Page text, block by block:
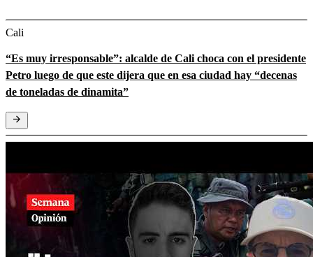
Cali
“Es muy irresponsable”: alcalde de Cali choca con el presidente
Petro luego de que este dijera que en esa ciudad hay “decenas
de toneladas de dinamita”